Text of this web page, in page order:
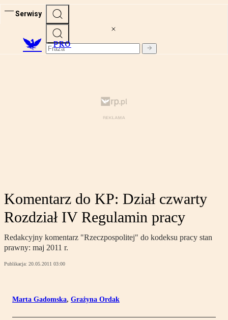
Serwisy
PRO
Komentarz do KP: Dział czwarty
Rozdział IV Regulamin pracy
Redakcyjny komentarz "Rzeczpospolitej" do kodeksu pracy stan
prawny: maj 2011 r.
Publikacja: 20.05.2011 03:00
Marta Gadomska, Grażyna Ordak